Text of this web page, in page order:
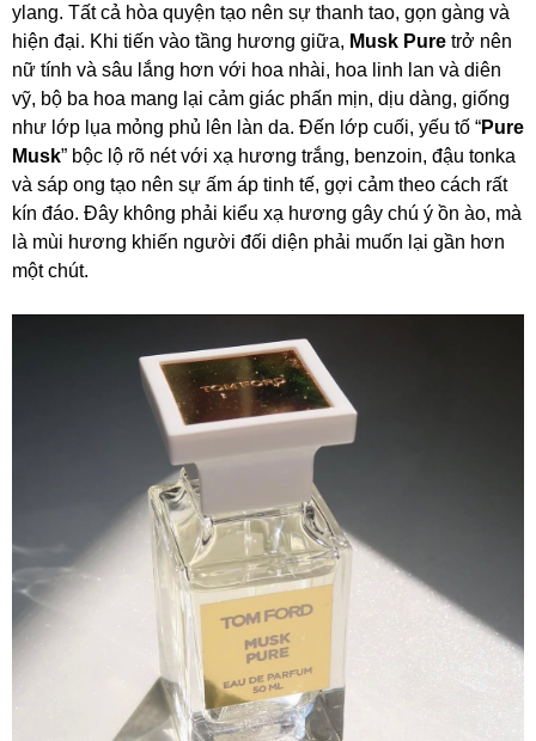
ylang. Tất cả hòa quyện tạo nên sự thanh tao, gọn gàng và
hiện đại. Khi tiến vào tầng hương giữa, Musk Pure trở nên
nữ tính và sâu lắng hơn với hoa nhài, hoa linh lan và diên
vỹ, bộ ba hoa mang lại cảm giác phấn mịn, dịu dàng, giống
như lớp lụa mỏng phủ lên làn da. Đến lớp cuối, yếu tố “Pure
Musk” bộc lộ rõ nét với xạ hương trắng, benzoin, đậu tonka
và sáp ong tạo nên sự ấm áp tinh tế, gợi cảm theo cách rất
kín đáo. Đây không phải kiểu xạ hương gây chú ý ồn ào, mà
là mùi hương khiến người đối diện phải muốn lại gần hơn
một chút.